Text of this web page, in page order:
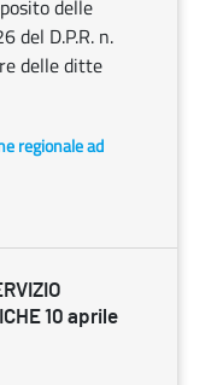
delle
del D.P.R. n.
delle ditte
regionale ad
10 aprile